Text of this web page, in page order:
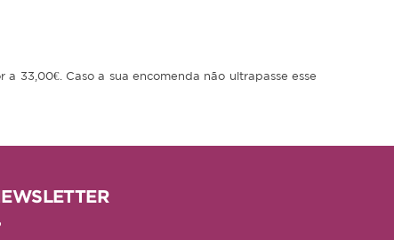
33,00€. Caso a sua encomenda não ultrapasse esse